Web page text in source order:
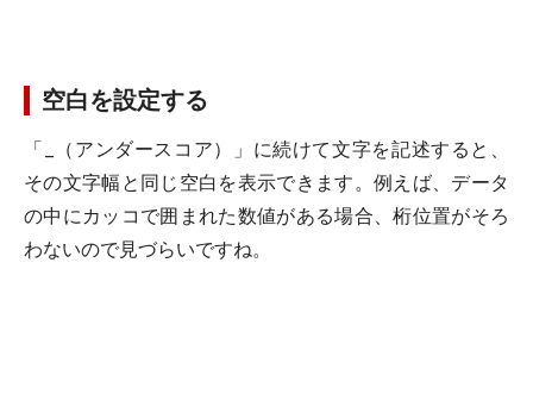
空白を設定する
「_（アンダースコア）」に続けて文字を記述すると、
その文字幅と同じ空白を表示できます。例えば、データ
の中にカッコで囲まれた数値がある場合、桁位置がそろ
わないので見づらいですね。